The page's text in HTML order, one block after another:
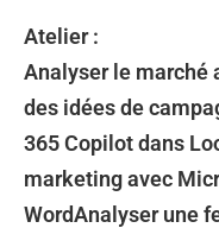
Atelier :
Analyser le marché
des idées de
365 Copilot dans
marketing avec
WordAnalyser une